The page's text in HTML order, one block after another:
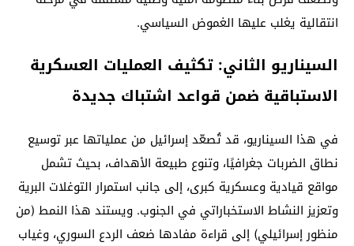
انتقالية يغلب عليها الغموض السياسي.
السيناريو الثاني: تكثيف العمليات العسكرية
الاستباقية ضمن قواعد اشتباك جديدة
في هذا السيناريو، قد تُصعّد إسرائيل من عملياتها عبر توسيع
نطاق الضربات جغرافيًا، وتنوع طبيعة الأهداف، بحيث تشمل
مواقع قيادية وعسكرية كبرى، إلى جانب استمرار التوغلات البرية
وتعزيز النشاط الاستخباراتي في الجنوب. ويستند هذا النمط (من
منظور إسرائيلي) إلى قراءة مفادها ضعف الردع السوري، وغياب